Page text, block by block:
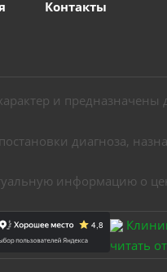
Контакты
и предназначены
диагноза,
информацию о
читать